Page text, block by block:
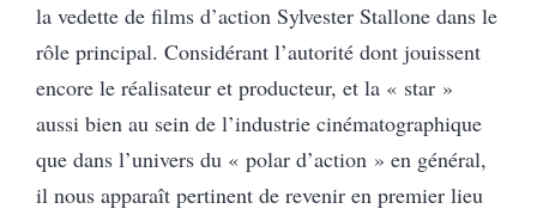
la vedette de films d’action Sylvester Stallone dans le
rôle principal. Considérant l’autorité dont jouissent
encore le réalisateur et producteur, et la « star »
aussi bien au sein de l’industrie cinématographique
que dans l’univers du « polar d’action » en général,
il nous apparaît pertinent de revenir en premier lieu